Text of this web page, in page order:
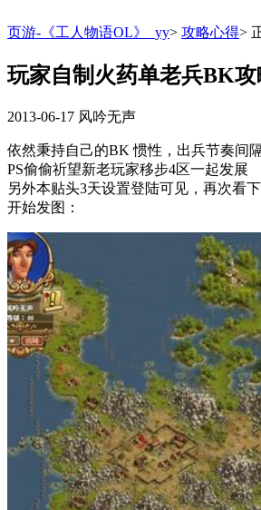
页游-《工人物语OL》_yy> 攻略心得>
玩家自制火药单老兵BK攻
2013-06-17 风吟无声
依然秉持自己的BK 惯性，出兵节奏间隔
PS偷偷祈望新老玩家移步4区一起发展
另外本贴头3天设置登陆可见，再次看
开始发图：